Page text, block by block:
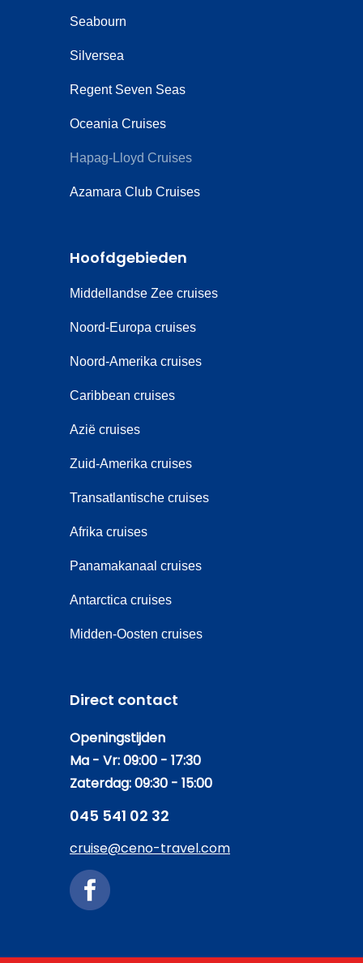
Seabourn
Silversea
Regent Seven Seas
Oceania Cruises
Hapag-Lloyd Cruises
Azamara Club Cruises
Hoofdgebieden
Middellandse Zee cruises
Noord-Europa cruises
Noord-Amerika cruises
Caribbean cruises
Azië cruises
Zuid-Amerika cruises
Transatlantische cruises
Afrika cruises
Panamakanaal cruises
Antarctica cruises
Midden-Oosten cruises
Direct contact
Openingstijden
Ma - Vr: 09:00 - 17:30
Zaterdag: 09:30 - 15:00
045 541 02 32
cruise@ceno-travel.com